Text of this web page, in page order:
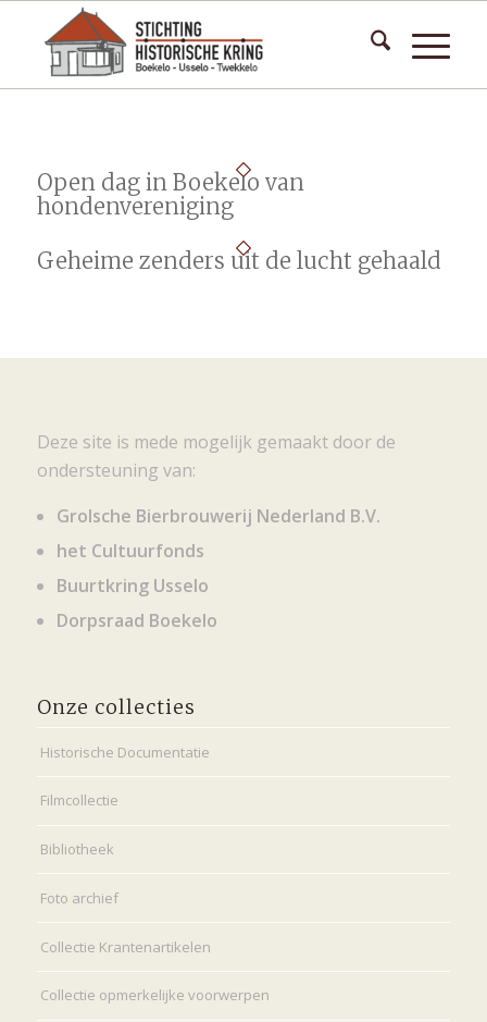
Open dag in Boekelo van
hondenvereniging
Geheime zenders uit de lucht gehaald
Deze site is mede mogelijk gemaakt door de
ondersteuning van:
Grolsche Bierbrouwerij Nederland B.V.
het Cultuurfonds
Buurtkring Usselo
Dorpsraad Boekelo
Onze collecties
Historische Documentatie
Filmcollectie
Bibliotheek
Foto archief
Collectie Krantenartikelen
Collectie opmerkelijke voorwerpen